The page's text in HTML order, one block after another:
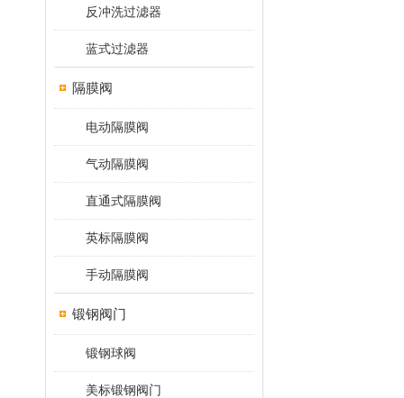
反冲洗过滤器
蓝式过滤器
隔膜阀
电动隔膜阀
气动隔膜阀
直通式隔膜阀
英标隔膜阀
手动隔膜阀
锻钢阀门
锻钢球阀
美标锻钢阀门